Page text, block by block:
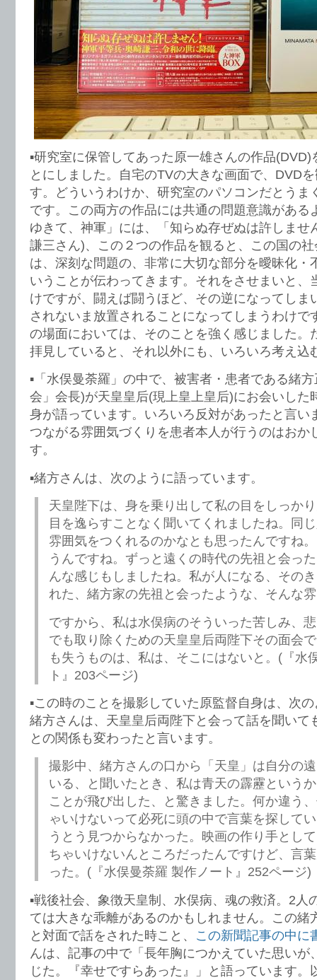
▪️研究室に保管してあった原一雄さんの作品
とにしました。自宅のTVの大きな画面で、DVD
す。どういうわけか、研究室のパソコンだとうま
です。この両方の作品には共通の問題意識がある
ゆきて、神軍」には、「知らぬ存ぜぬは許しませ
謙三さん)、この２つの作品を観ると、この国の
は、深刻な問題の、非常に大切な部分を曖昧化・
いうことが伝わってきます。それをさせまいと、
けですが、闘えば闘うほど、その逆になってしま
されないま放置されることになってしまうわけで
の場面においては、そのことを強く感じました。
拝見していると、それ以外にも、いろいろ考え込
▪️「水俣曼荼羅」の中で、被害者・患者である緒
会」会長)が天皇皇后(現上皇上皇后)にお会いした
身が語っています。いろいろ反対があったと言い
つながる雰囲気づくりを患者本人が行うのはおか
す。
▪️緒方さんは、次のように語っています。
天皇陛下は、身を乗り出して私の目をしっか
目を逸らすことなく聞いてくれましたね。同
雰囲気をつくれるのかなとも思ったんですね
うんですね。ずっと遠くの時代の先祖と会っ
んな感じもしましたね。私が人になる、その
れた、緒方家の先祖と会ったような、そんな
ですから、私は水俣病のそういった苦しみ、
でも取り除くための天皇皇后両陛下その面会
も失うものは、私は、そこにはないと。(『水
ト』203ページ)
▪️この時のことを撮影していた原監督自身は、次
緒方さんは、天皇皇后両陛下と会って話を聞いて
との関係も変わったと言います。
撮影中、緒方さんの口から「天皇」は自分の
いる、と聞いたとき、私は青天の霹靂という
ことが飛び出した、と驚きました。何か違う
ゃいけないって必死に頭の中で言葉を探して
うとう見つからなかった。映画の作り手とし
ちゃいけないんところだったんですけど、言
った。(『水俣曼荼羅 製作ノート』252ページ)
▪️戦後社会、象徴天皇制、水俣病、魂の救済。2人
ては大きな乖離があるのかもしれません。この緒
と対面で話をされた時こと、 この新聞記事の中に
んは、記事の中で「長年胸につかえていた思いが
じた。『幸せですらあった』」と語っています。